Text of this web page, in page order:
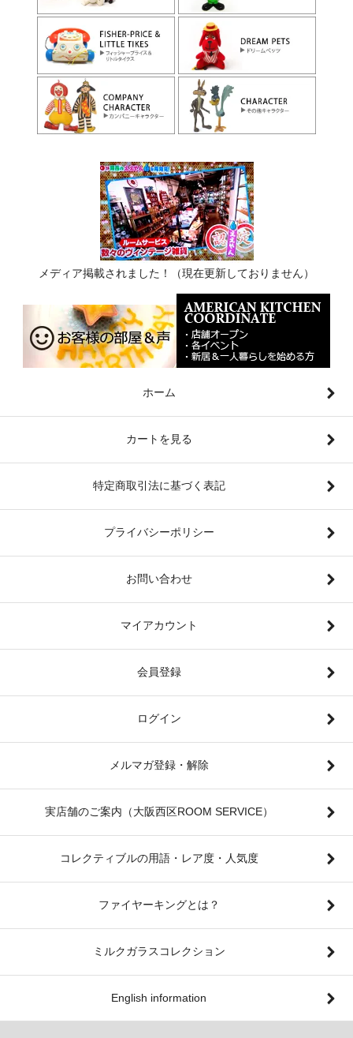
メディア掲載されました！（現在更新しておりません）
ホーム
カートを見る
特定商取引法に基づく表記
プライバシーポリシー
お問い合わせ
マイアカウント
会員登録
ログイン
メルマガ登録・解除
実店舗のご案内（大阪西区ROOM SERVICE）
コレクティブルの用語・レア度・人気度
ファイヤーキングとは？
ミルクガラスコレクション
English information